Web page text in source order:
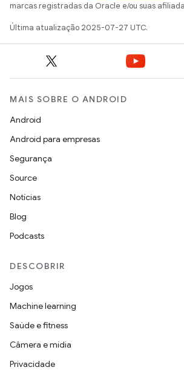
marcas registradas da Oracle e/ou suas
Última atualização 2025-07-27 UTC.
MAIS SOBRE O ANDROID
Android
Android para empresas
Segurança
Source
Notícias
Blog
Podcasts
DESCOBRIR
Jogos
Machine learning
Saúde e fitness
Câmera e mídia
Privacidade